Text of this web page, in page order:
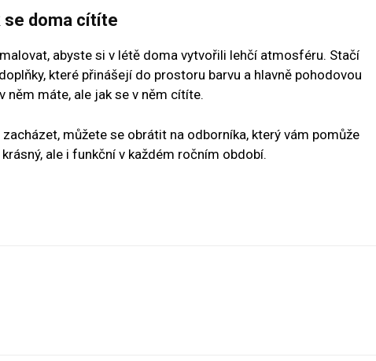
se doma cítíte
abyste si v létě doma vytvořili lehčí atmosféru. Stačí
které přinášejí do prostoru barvu a hlavně pohodovou
něm máte, ale jak se v něm cítíte.
můžete se obrátit na odborníka, který vám pomůže
ale i funkční v každém ročním období.